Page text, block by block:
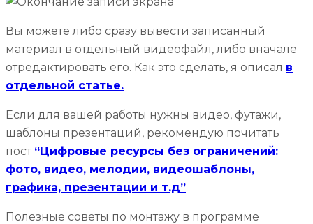
Вы можете либо сразу вывести записанный
материал в отдельный видеофайл, либо вначале
отредактировать его. Как это сделать, я описал в
отдельной статье.
Если для вашей работы нужны видео, футажи,
шаблоны презентаций, рекомендую почитать
пост “Цифровые ресурсы без ограничений:
фото, видео, мелодии, видеошаблоны,
графика, презентации и т.д”
Полезные советы по монтажу в программе